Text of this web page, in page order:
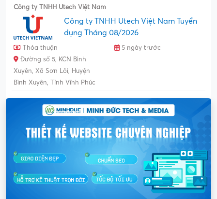
Công ty TNHH Utech Việt Nam
Công ty TNHH Utech Việt Nam Tuyển
dụng Tháng 08/2026
Thỏa thuận
5 ngày trước
Đường số 5, KCN Bình
Xuyên, Xã Sơn Lôi, Huyện
Bình Xuyên, Tỉnh Vĩnh Phúc